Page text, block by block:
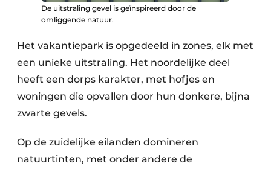
De uitstraling gevel is geïnspireerd door de
omliggende natuur.
Het vakantiepark is opgedeeld in zones, elk met
een unieke uitstraling. Het noordelijke deel
heeft een dorps karakter, met hofjes en
woningen die opvallen door hun donkere, bijna
zwarte gevels.
Op de zuidelijke eilanden domineren
natuurtinten, met onder andere de